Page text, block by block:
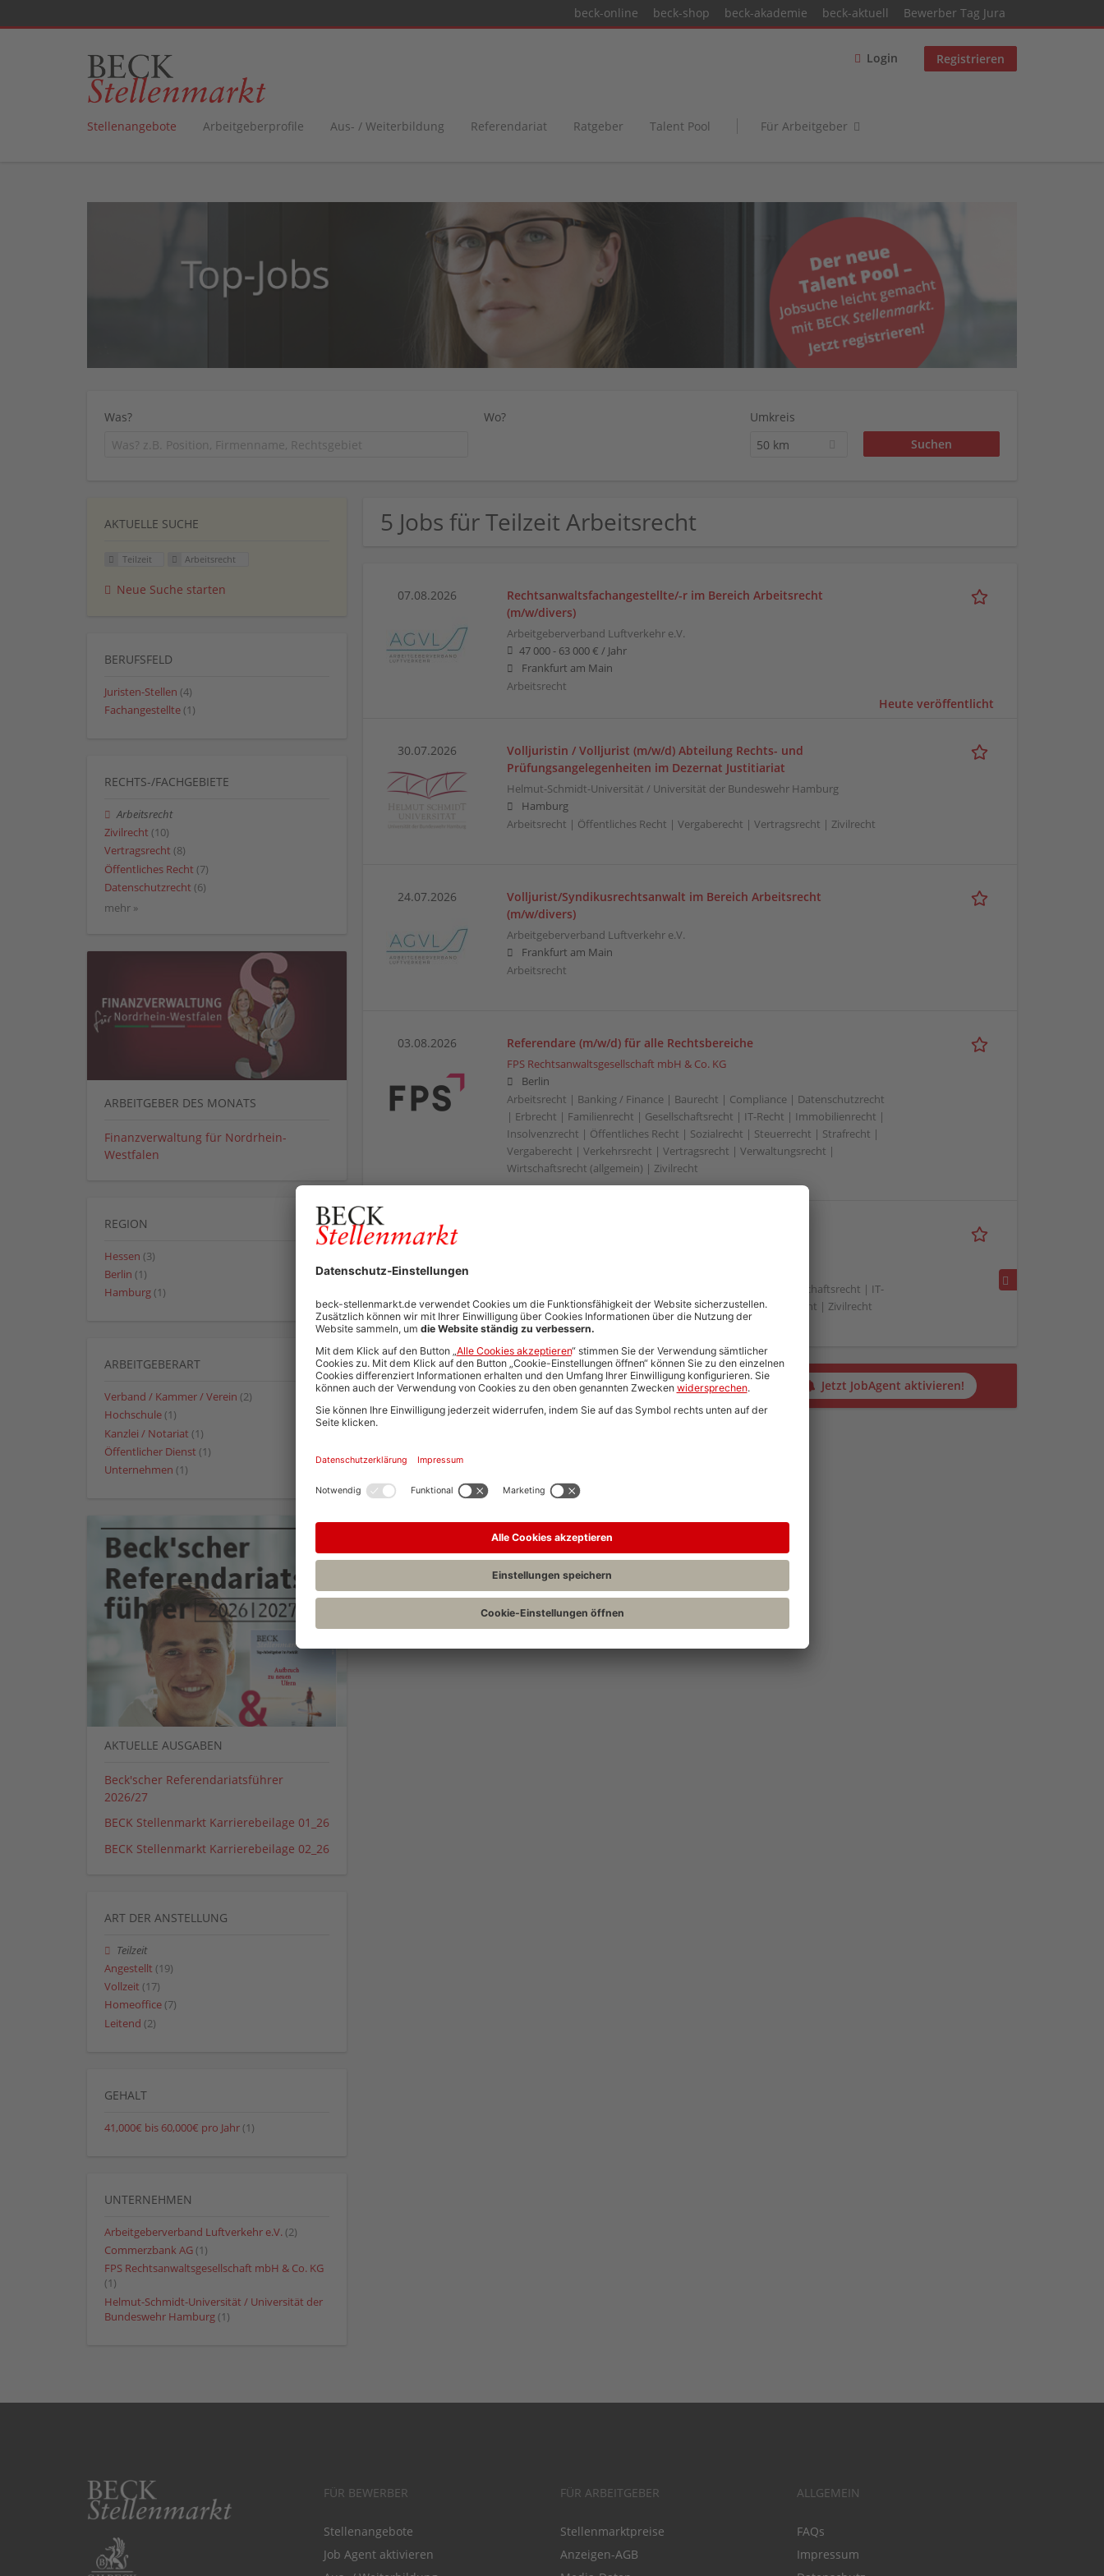
beck-online beck-shop beck-akademie beck-aktuell Bewerber Tag Jura
Login Registrieren
Stellenangebote Arbeitgeberprofile Aus- / Weiterbildung Referendariat Ratgeber Talent Pool Für Arbeitgeber
Was? Wo?
Umkreis
50 km
5 Jobs für Teilzeit Arbeitsrecht
07.08.2026
Rechtsanwaltsfachangestellte/-r im Bereich Arbeitsrecht
(m/w/divers)
Arbeitgeberverband Luftverkehr e.V.
47 000 - 63 000 € / Jahr
Frankfurt am Main
Arbeitsrecht
Heute veröffentlicht
30.07.2026
Volljuristin / Volljurist (m/w/d) Abteilung Rechts- und
Prüfungsangelegenheiten im Dezernat Justitiariat
Helmut-Schmidt-Universität / Universität der Bundeswehr Hamburg
Hamburg
Arbeitsrecht | Öffentliches Recht | Vergaberecht | Vertragsrecht | Zivilrecht
24.07.2026
Volljurist/Syndikusrechtsanwalt im Bereich Arbeitsrecht
(m/w/divers)
Arbeitgeberverband Luftverkehr e.V.
Frankfurt am Main
Arbeitsrecht
03.08.2026 Referendare (m/w/d) für alle Rechtsbereiche
FPS Rechtsanwaltsgesellschaft mbH & Co. KG
Berlin
Arbeitsrecht | Banking / Finance | Baurecht | Compliance | Datenschutzrecht
| Erbrecht | Familienrecht | Gesellschaftsrecht | IT-Recht | Immobilienrecht |
Insolvenzrecht | Öffentliches Recht | Sozialrecht | Steuerrecht | Strafrecht |
Vergaberecht | Verkehrsrecht | Vertragsrecht | Verwaltungsrecht |
Wirtschaftsrecht (allgemein) | Zivilrecht
19.12.2025
Arbeitsrecht | Banking / Finance | Datenschutzrecht | Gesellschaftsrecht | IT-
Recht | Referendariat / Praktikum / Wahlstation | Vertragsrecht | Zivilrecht
Automatisch neue Jobs und Karriere-Updates per E-Mail erhalten? Jetzt JobAgent aktivieren!
AKTUELLE SUCHE
Teilzeit Arbeitsrecht
Neue Suche starten
BERUFSFELD
Juristen-Stellen (4)
Fachangestellte (1)
RECHTS-/FACHGEBIETE
Arbeitsrecht
Zivilrecht (10)
Vertragsrecht (8)
Öffentliches Recht (7)
Datenschutzrecht (6)
mehr »
ARBEITGEBER DES MONATS
Finanzverwaltung für Nordrhein-
Westfalen
REGION
Hessen (3)
Berlin (1)
Hamburg (1)
ARBEITGEBERART
Verband / Kammer / Verein (2)
Hochschule (1)
Kanzlei / Notariat (1)
Öffentlicher Dienst (1)
Unternehmen (1)
AKTUELLE AUSGABEN
Beck'scher Referendariatsführer
2026/27
BECK Stellenmarkt Karrierebeilage 01_26
BECK Stellenmarkt Karrierebeilage 02_26
ART DER ANSTELLUNG
Teilzeit
Angestellt (19)
Vollzeit (17)
Homeoffice (7)
Leitend (2)
GEHALT
41,000€ bis 60,000€ pro Jahr (1)
UNTERNEHMEN
Arbeitgeberverband Luftverkehr e.V. (2)
Commerzbank AG (1)
FPS Rechtsanwaltsgesellschaft mbH & Co. KG
(1)
Helmut-Schmidt-Universität / Universität der
Bundeswehr Hamburg (1)
FÜR BEWERBER
Stellenangebote
Job Agent aktivieren
FÜR ARBEITGEBER
Stellenmarktpreise
Anzeigen-AGB
ALLGEMEIN
FAQs
Impressum